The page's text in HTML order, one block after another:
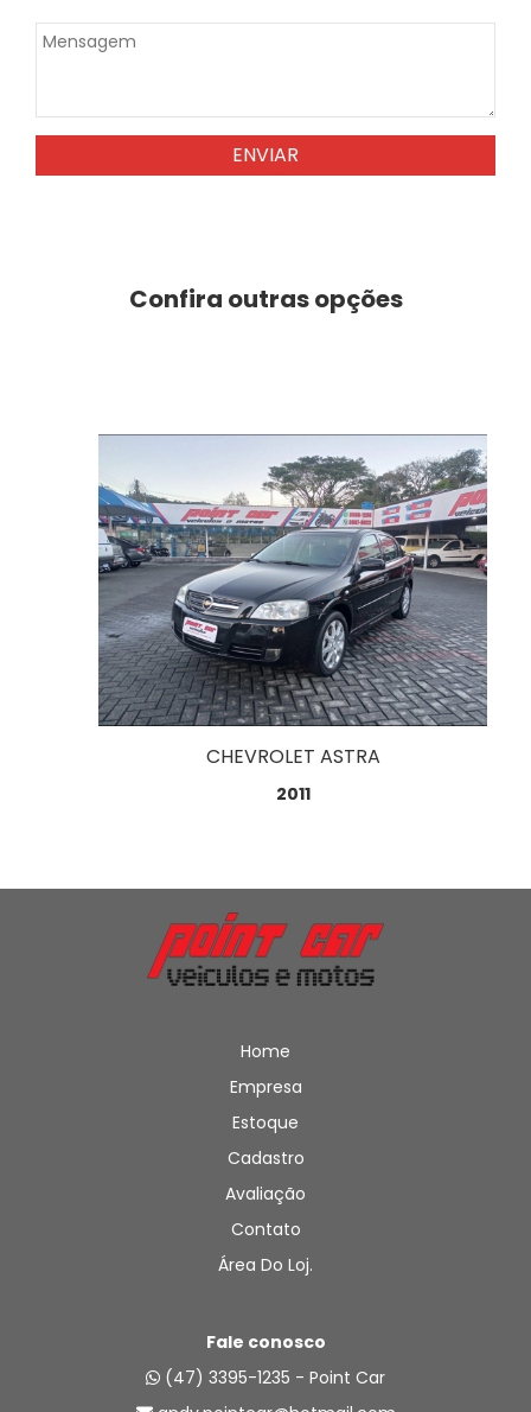
ENVIAR
Confira outras opções
CHEVROLET ASTRA
2011
Home
Empresa
Estoque
Cadastro
Avaliação
Contato
Área Do Loj.
Fale conosco
(47) 3395-1235 - Point Car